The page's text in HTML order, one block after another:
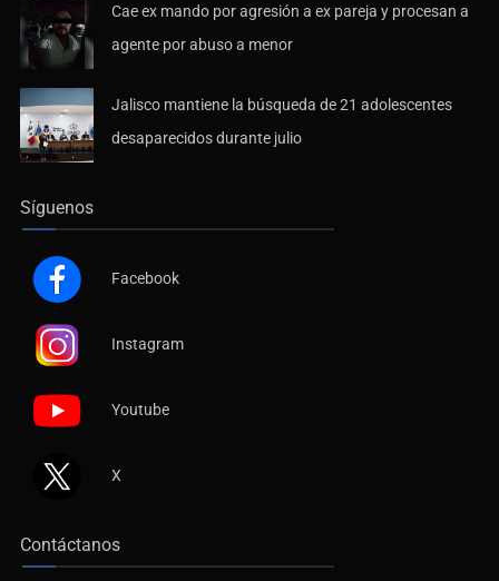
Cae ex mando por agresión a ex pareja y procesan a
agente por abuso a menor
Jalisco mantiene la búsqueda de 21 adolescentes
desaparecidos durante julio
Síguenos
Facebook
Instagram
Youtube
X
Contáctanos